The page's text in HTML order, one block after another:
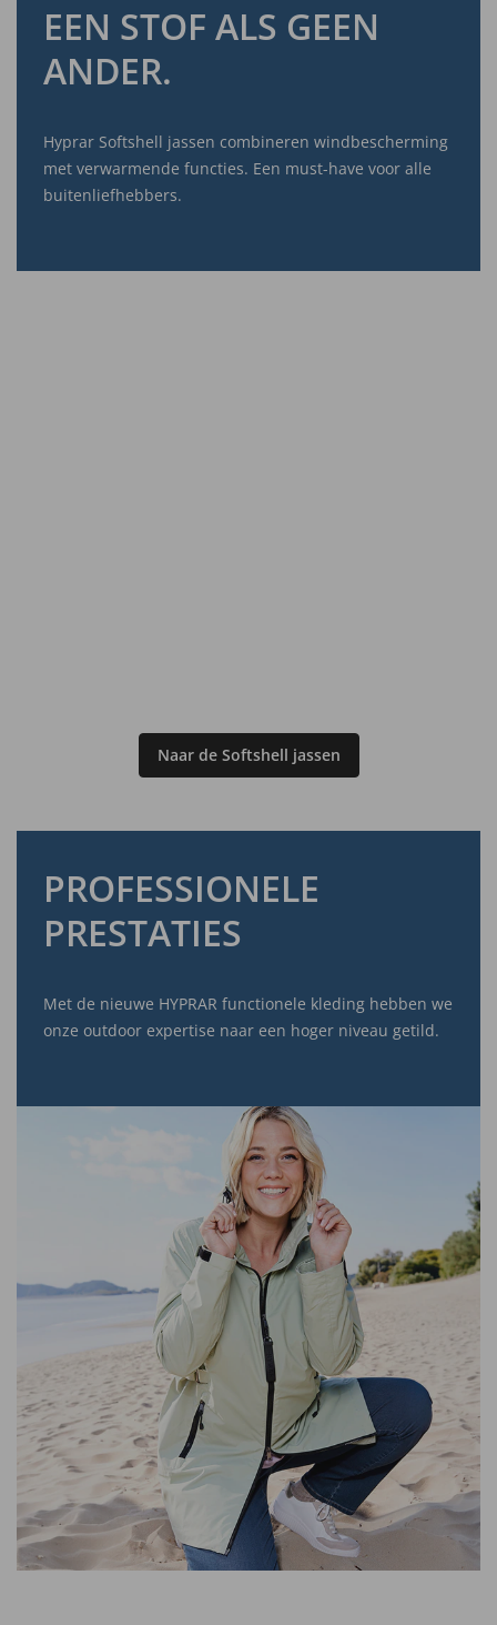
EEN STOF ALS GEEN
ANDER.
Hyprar Softshell jassen combineren windbescherming
met verwarmende functies. Een must-have voor alle
buitenliefhebbers.
Naar de Softshell jassen
PROFESSIONELE
PRESTATIES
Met de nieuwe HYPRAR functionele kleding hebben we
onze outdoor expertise naar een hoger niveau getild.